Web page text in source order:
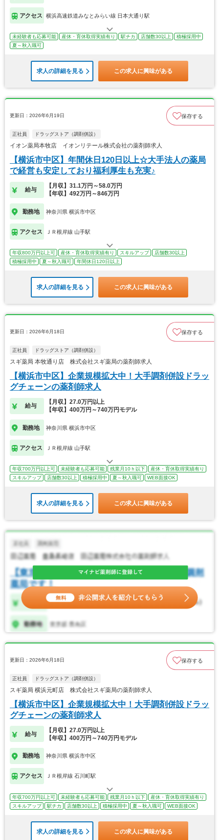
アクセス 横浜高速鉄道みなとみらい線 日本大通り駅
未経験者も応募可能 産休・育休取得実績有り 駅チカ 店舗数30以上
積極採用中
夏～秋入職可
求人の詳細を見る この求人に興味がある
更新日：2026年6月19日 保存する
正社員 ドラッグストア（調剤併設）
イオン薬局本牧店 イオンリテール株式会社の薬剤師求人
【横浜市中区】年間休日120日以上☆大手法人の薬局
で経営も安定しており福利厚生も充実♪
給与
【月収】31.1万円～58.0万円
【年収】492万円～846万円
勤務地 神奈川県 横浜市中区
アクセス ＪＲ根岸線 山手駅
年収800万円以上可 産休・育休取得実績有り スキルアップ
店舗数30以上
積極採用中
夏～秋入職可 年間休日120日以上
求人の詳細を見る この求人に興味がある
更新日：2026年6月18日 保存する
正社員 ドラッグストア（調剤併設）
スギ薬局 本牧通り店 株式会社スギ薬局の薬剤師求人
【横浜市中区】企業規模拡大中！大手調剤併設ドラッ
グチェーンの薬剤師求人
給与
【月収】27.0万円以上
【年収】400万円～740万円モデル
勤務地 神奈川県 横浜市中区
アクセス ＪＲ根岸線 山手駅
年収700万円以上可 未経験者も応募可能 残業月10ｈ以下
産休・育休取得実績有り
スキルアップ
店舗数30以上 積極採用中 夏～秋入職可 WEB面接OK
求人の詳細を見る この求人に興味がある
更新日：2026年6月18日 保存する
正社員 ドラッグストア（調剤併設）
スギ薬局 横浜元町店 株式会社スギ薬局の薬剤師求人
【横浜市中区】企業規模拡大中！大手調剤併設ドラッ
グチェーンの薬剤師求人
給与
【月収】27.0万円以上
【年収】400万円～740万円モデル
勤務地 神奈川県 横浜市中区
アクセス ＪＲ根岸線 石川町駅
年収700万円以上可 未経験者も応募可能 残業月10ｈ以下
産休・育休取得実績有り
スキルアップ
駅チカ 店舗数30以上 積極採用中 夏～秋入職可 WEB面接OK
求人の詳細を見る この求人に興味がある